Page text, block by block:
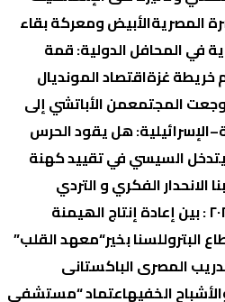
المصريةالأبيض ومعركة بقاء
في المحافل الدولية: قمة
خريطة غزةاقتصاد المونديال
المجتمعمن الأباتشي إلى
هل يقود الحرس
السيسي في تقييد كهنة
الانحدار الفكري و التردي
الانتخابات الإثیوبیة ٢٠٢٦ : بین إعادة إنتاج الھیمنة
البتروللسنا بخير“معهد القلب”
المصرى الباكستانى
الخفيهاعتماد “مستشفى